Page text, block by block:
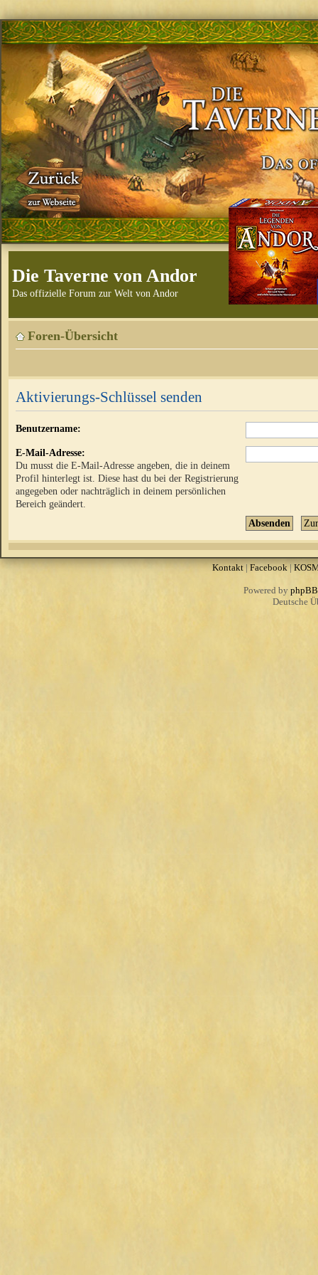
Die Taverne von Andor
Das offizielle Forum zur Welt von Andor
Foren-Übersicht
Aktivierungs-Schlüssel senden
Benutzername:
E-Mail-Adresse:
Du musst die E-Mail-Adresse angeben, die in deinem
Profil hinterlegt ist. Diese hast du bei der Registrierung
angegeben oder nachträglich in deinem persönlichen
Bereich geändert.
Kontakt| Facebook |
Powered by phpBB
Deutsche